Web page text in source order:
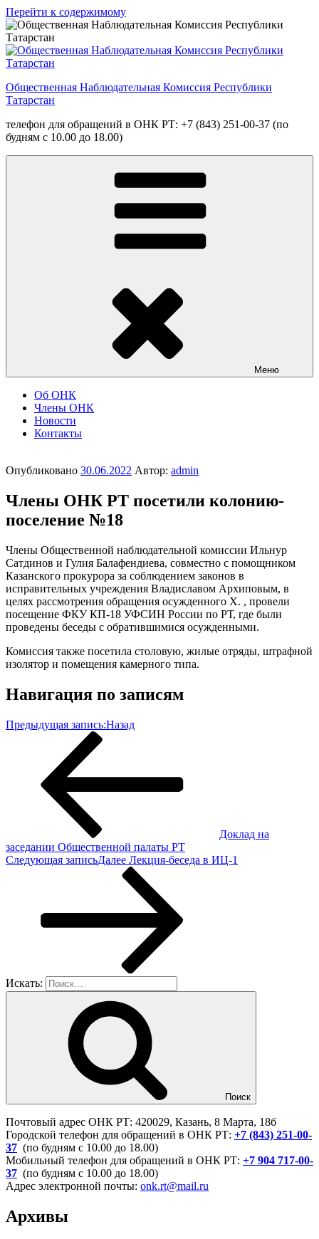
Перейти к содержимому
Общественная Наблюдательная Комиссия Республики
Татарстан
телефон для обращений в ОНК РТ: +7 (843) 251-00-37 (по
будням с 10.00 до 18.00)
Меню
Об ОНК
Члены ОНК
Новости
Контакты
Опубликовано 30.06.2022 Автор: admin
Члены ОНК РТ посетили колонию-
поселение №18
Члены Общественной наблюдательной комиссии Ильнур
Сатдинов и Гулия Балафендиева, совместно с помощником
Казанского прокурора за соблюдением законов в
исправительных учреждения Владиславом Архиповым, в
целях рассмотрения обращения осужденного Х. , провели
посещение ФКУ КП-18 УФСИН России по РТ, где были
проведены беседы с обратившимися осужденными.
Комиссия также посетила столовую, жилые отряды, штрафной
изолятор и помещения камерного типа.
Навигация по записям
Предыдущая запись:Назад
Доклад на
заседании Общественной палаты РТ
Следующая записьДалее Лекция-беседа в ИЦ-1
Искать:
Поиск
Почтовый адрес ОНК РТ: 420029, Казань, 8 Марта, 18б
Городской телефон для обращений в ОНК РТ: +7 (843) 251-00-
37 (по будням с 10.00 до 18.00)
Мобильный телефон для обращений в ОНК РТ: +7 904 717-00-
37 (по будням с 10.00 до 18.00)
Адрес электронной почты: onk.rt@mail.ru
Архивы